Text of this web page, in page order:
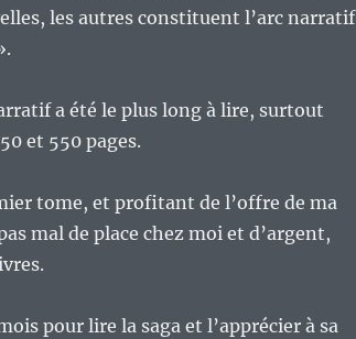
les autres constituent l’arc narratif
a été le plus long à lire, surtout
et 550 pages.
tome, et profitant de l’offre de ma
mal de place chez moi et d’argent,
pour lire la saga et l’apprécier à sa